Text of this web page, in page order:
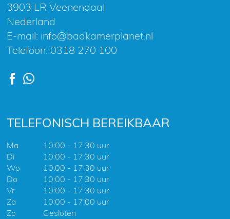
3903 LR Veenendaal
Nederland
E-mail: info@badkamerplanet.nl
Telefoon: 0318 270 100
TELEFONISCH BEREIKBAAR
Ma
10:00 - 17:30 uur
Di
10:00 - 17:30 uur
Wo
10:00 - 17:30 uur
Do
10:00 - 17:30 uur
Vr
10:00 - 17:30 uur
Za
10:00 - 17:00 uur
Zo
Gesloten